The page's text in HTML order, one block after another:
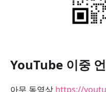
YouTube 이중
아무 동영상 https://